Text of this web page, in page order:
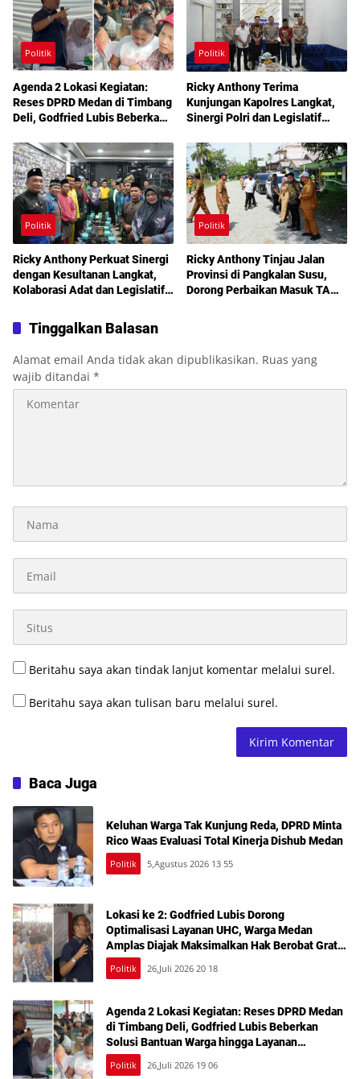
Politik
Agenda 2 Lokasi Kegiatan:
Reses DPRD Medan di Timbang
Deli, Godfried Lubis Beberkan
Layanan Kesehatan Gratis
Politik
Ricky Anthony Terima
Kunjungan Kapolres Langkat,
Sinergi Polri dan Legislatif
Politik
Ricky Anthony Perkuat Sinergi
dengan Kesultanan Langkat,
Kolaborasi Adat dan Legislatif
Politik
Ricky Anthony Tinjau Jalan
Provinsi di Pangkalan Susu,
Dorong Perbaikan Masuk TA
Tinggalkan Balasan
Alamat email Anda tidak akan dipublikasikan. Ruas yang
wajib ditandai *
Beritahu saya akan tindak lanjut komentar melalui surel.
Beritahu saya akan tulisan baru melalui surel.
Baca Juga
Keluhan Warga Tak Kunjung Reda, DPRD Minta
Rico Waas Evaluasi Total Kinerja Dishub Medan
Politik 5,Agustus 2026 13 55
Lokasi ke 2: Godfried Lubis Dorong
Optimalisasi Layanan UHC, Warga Medan
Amplas Diajak Maksimalkan Hak Berobat Gratis
Bermodal KTP
Politik 26,Juli 2026 20 18
Agenda 2 Lokasi Kegiatan: Reses DPRD Medan
di Timbang Deli, Godfried Lubis Beberkan
Solusi Bantuan Warga hingga Layanan
Kesehatan Gratis
Politik 26,Juli 2026 19 06